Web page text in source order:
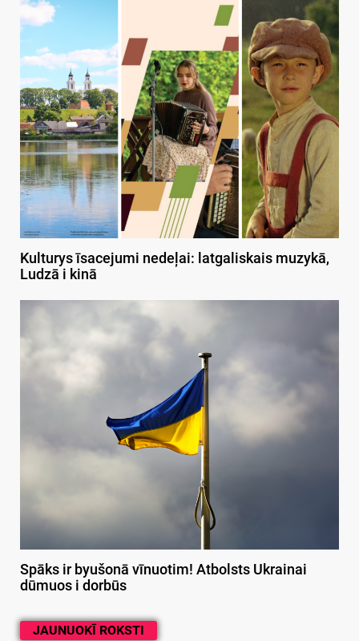
Kulturys īsacejumi nedeļai: latgaliskais muzykā,
Ludzā i kinā
Spāks ir byušonā vīnuotim! Atbolsts Ukrainai
dūmuos i dorbūs
JAUNUOKĪ ROKSTI